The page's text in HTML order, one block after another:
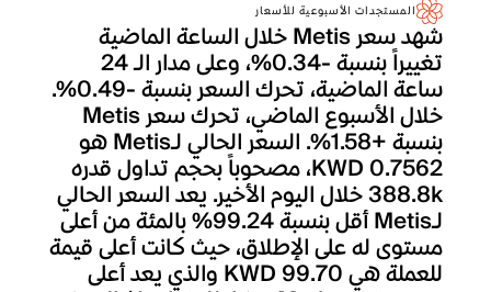
المستجدات الأسبوعية للأسعار
شهد سعر Metis خلال الساعة الماضية
تغييراً بنسبة -0.34%، وعلى مدار الـ 24
ساعة الماضية، تحرك السعر بنسبة -0.49%.
خلال الأسبوع الماضي، تحرك سعر Metis
بنسبة +1.58%. السعر الحالي لـMetis هو
KWD 0.7562، مصحوباً بحجم تداول قدره
388.8k خلال اليوم الأخير. يعد السعر الحالي
لـMetis أقل بنسبة 99.24% بالمئة من أعلى
مستوى له على الإطلاق، حيث كانت أعلى قيمة
للعملة هي KWD 99.70 والذي يعد أعلى